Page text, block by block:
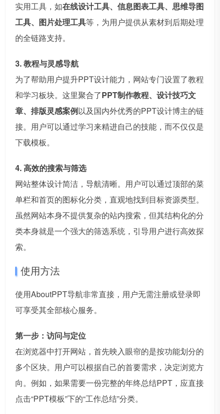
实用工具，如在线设计工具、信息图表工具、思维导图
工具、图片处理工具等，为用户提供从素材到后期处理
的全链路支持。
3. 教程与灵感导航
为了帮助用户提升PPT设计能力，网站专门设置了教程
和学习板块。这里聚合了PPT制作教程、设计技巧文
章、排版灵感案例以及国内外优秀的PPT设计博主的链
接。用户可以通过学习来精进自己的技能，而不仅仅是
下载模板。
4. 高效的搜索与筛选
网站整体设计简洁，导航清晰。用户可以通过顶部的菜
单栏和首页的图标化分类，直观地找到目标资源类型。
虽然网站本身不提供复杂的站内搜索，但其结构化的分
类本身就是一个强大的筛选系统，引导用户进行高效探
索。
使用方法
使用AboutPPT导航非常直接，用户无需注册或登录即
可享受其全部核心服务。
第一步：访问与定位
在浏览器中打开网站，首先映入眼帘的是按功能划分的
多个区块。用户可以根据自己的首要需求，决定浏览方
向。例如，如果需要一份完整的年终总结PPT，应直接
点击“PPT模板”下的“工作总结”分类。